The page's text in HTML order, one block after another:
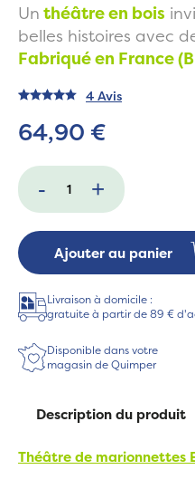
Un théâtre en bois
belles histoires avec
Fabriqué en France
4 Avis
64,90 €
- +
Ajouter au panier
Livraison à domicile :
gratuite à partir de 89 €
Disponible dans votre
magasin de Quimper
Description du produit
Théâtre de marionnettes